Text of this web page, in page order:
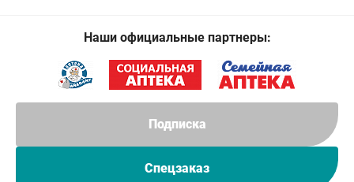
Подписка
Спецзаказ
Наши официальные партнеры: